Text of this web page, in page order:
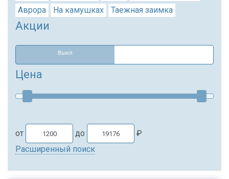
Аврора
На камушках Таежная заимка
Акции
Выкл
Цена
от до
₽
Расширенный поиск